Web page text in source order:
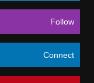
Follow
Connect